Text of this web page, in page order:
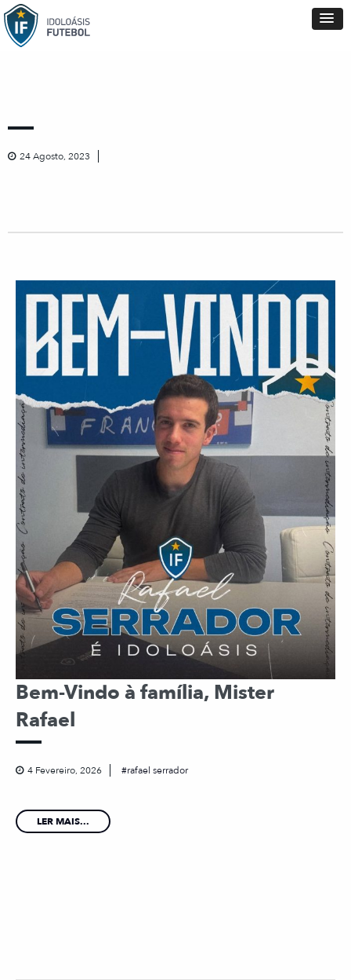
24 Agosto, 2023
Bem-Vindo à família, Mister
Rafael
4 Fevereiro, 2026 rafael serrador
LER MAIS...